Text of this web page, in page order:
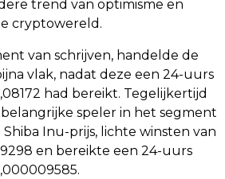
trend van optimisme en
cryptowereld.
van schrijven, handelde de
vlak, nadat deze een 24-uurs
had bereikt. Tegelijkertijd
speler in het segment
Inu-prijs, lichte winsten van
en bereikte een 24-uurs